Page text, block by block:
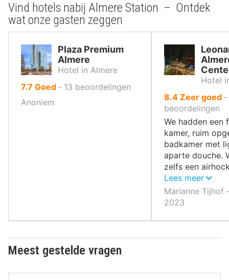
Vind hotels nabij Almere Station – Ontdek
wat onze gasten zeggen
Plaza Premium
Almere
Hotel in Almere
7.7 uit
10
Goed ‐ 13 beoordelingen
Anoniem
Hotel
8.4uit
10
,
Zeer goed ‐
beoordelingen
We hadden een
kamer, ruim
badkamer met
aparte douche.
zelfs een
de kamer staan.
Lees meer
Marianne Tijhof
2023
Meest gestelde vragen